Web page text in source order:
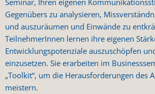
Seminar, Ihren eigenen
Gegenübers zu analysieren,
und auszuräumen und Einwände zu
TeilnehmerInnen lernen ihre eigenen
Entwicklungspotenziale auszuschöpfen
einzusetzen. Sie erarbeiten im
„Toolkit“, um die Herausforderungen des
meistern.